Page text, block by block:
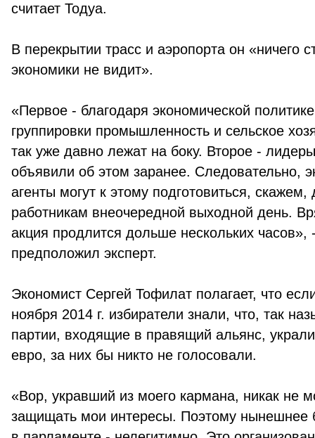
считает Тодуа.
В перекрытии трасс и аэропорта он «ничего
экономики не видит».
«Первое - благодаря экономической
группировки промышленность и сельское
так уже давно лежат на боку. Второе -
объявили об этом заранее. Следовательно,
агенты могут к этому подготовиться, скажем,
работникам внеочередной выходной день.
акция продлится дольше нескольких часов»,
предположил эксперт.
Экономист Сергей Тофилат полагает, что
ноября 2014 г. избиратели знали, что, так
партии, входящие в правящий альянс,
евро, за них бы никто не голосовали.
«Вор, укравший из моего кармана, никак не
защищать мои интересы. Поэтому нынешнее